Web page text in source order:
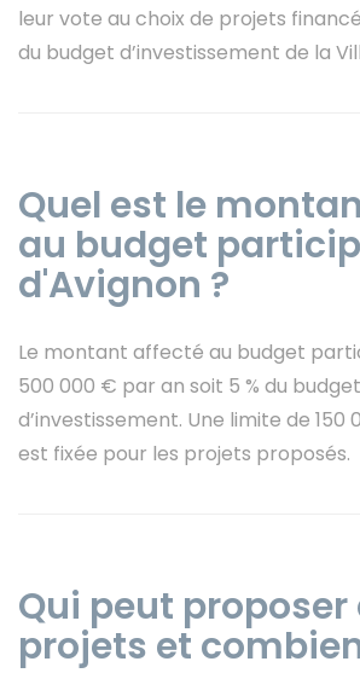
leur vote au choix de projets
du budget d’investissement de la
Quel est le
au budget
d'Avignon ?
Le montant affecté au budget
500 000 € par an soit 5 % du budget
d’investissement. Une limite de
est fixée pour les projets proposés.
Qui peut proposer
projets et